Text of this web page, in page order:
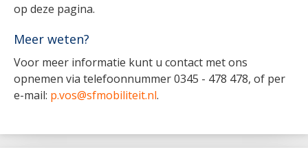
op deze pagina.
Meer weten?
Voor meer informatie kunt u contact met ons
opnemen via telefoonnummer 0345 - 478 478, of per
e-mail: p.vos@sfmobiliteit.nl.